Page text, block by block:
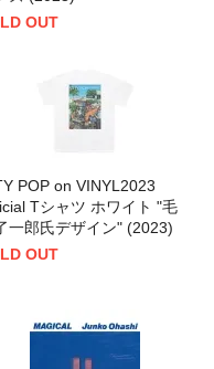
OUT
POP on VINYL2023
Tシャツ ホワイト "毛
一郎氏デザイン" (2023)
OUT